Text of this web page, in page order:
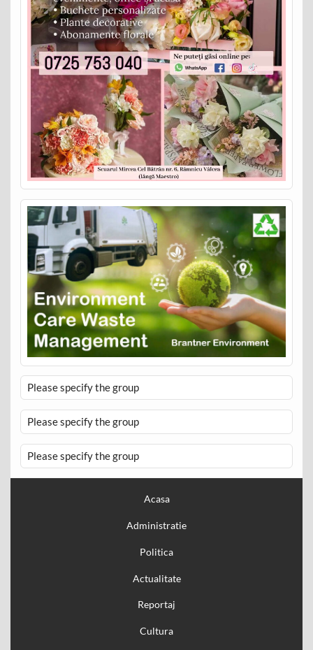
Please specify the group
Please specify the group
Please specify the group
Acasa
Administratie
Politica
Actualitate
Reportaj
Cultura